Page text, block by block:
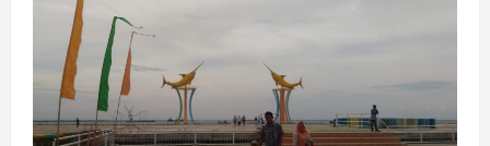
Terbatas